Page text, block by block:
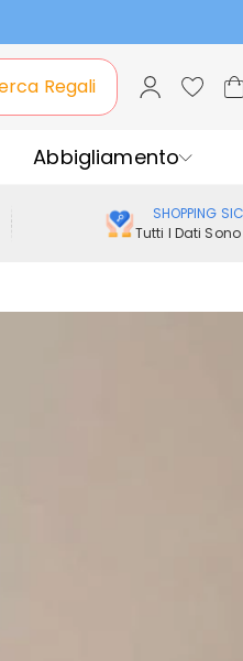
Regali
Abbigliamento
SHOPPING
Tutti I Dati Sono